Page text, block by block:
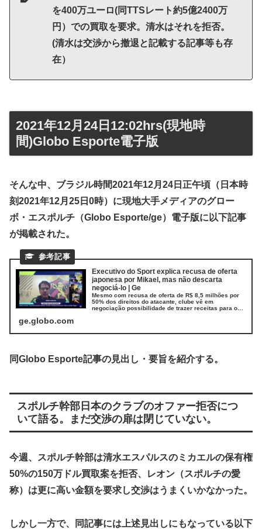
を400万ユーロ(同TTSレート約5億2400万
円）での買取を要求。清水はそれを拒否。
(清水は交渉から撤退と記載する記事等も存
在）
2021年12月24日12:02hrs(現地時
間)Globo Esporte電子版
そんな中、ブラジル時間2021年12月24日正午頃（日本時
刻2021年12月25日0時）に現地大手メディアのグロー
ボ・エスポルチ（Globo Esporte/ge）電子版に以下記事
が掲載された。
Executivo do Sport explica recusa de oferta
japonesa por Mikael, mas não descarta
negociá-lo | Ge
Mesmo com recusa de oferta de R$ 8,5 milhões por
50% dos direitos do atacante, clube vê em
negociação possibilidade de trazer receitas para os
ge.globo.com
同Globo Esporte記事の見出し・要旨を紹介する。
スポルチ幹部日本のクラブのオファー拒否につ
いて語る。まだ交渉の扉は閉じていない。
今週、スポルチ幹部は清水エスパルスのミカエルの保有権
50%の150万ドル買取案を拒否、レオン（スポルチの愛
称）は更に高い金額を要求し交渉はうまくいかなかった。
しかし一方で、同記事には上述見出しにもなっている以下